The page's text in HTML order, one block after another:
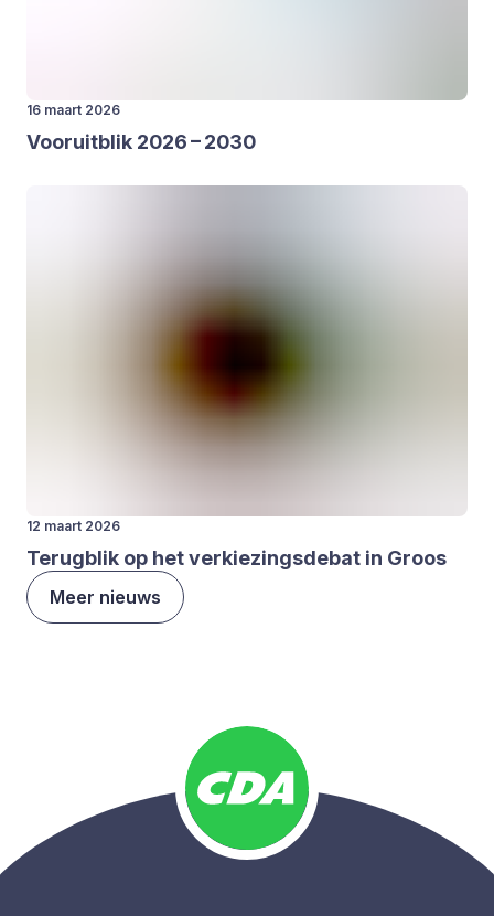
16 maart 2026
Voor­uit­blik 2026–2030
12 maart 2026
Terug­blik op het ver­kie­zings­de­bat in Groos
Meer nieuws